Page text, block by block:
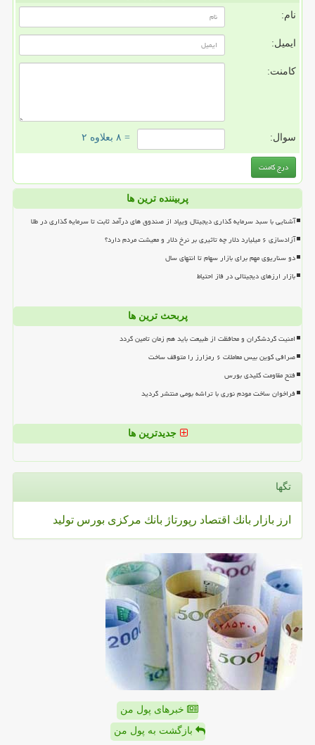
نام:
ایمیل:
کامنت:
سوال: = ۸ بعلاوه ۲
پربیننده ترین ها
آشنایی با سبد سرمایه گذاری دیجیتال ویپاد از صندوق های درآمد ثابت تا سرمایه گذاری در طلا
آزادسازی ۶ میلیارد دلار چه تاثیری بر نرخ دلار و معیشت مردم دارد؟
دو سناریوی مهم برای بازار سهام تا انتهای سال
بازار ارزهای دیجیتالی در فاز احتیاط
پربحث ترین ها
امنیت گردشگران و محافظت از طبیعت باید هم زمان تامین گردد
صرافی کوین بیس معاملات ۶ رمزارز را متوقف ساخت
فتح مقاومت کلیدی بورس
فراخوان ساخت مودم نوری با تراشه بومی منتشر گردید
جدیدترین ها
تگها
ارز بازار بانك اقتصاد رپورتاژ بانك مركزی بورس تولید
خبرهای پول من
بازگشت به پول من